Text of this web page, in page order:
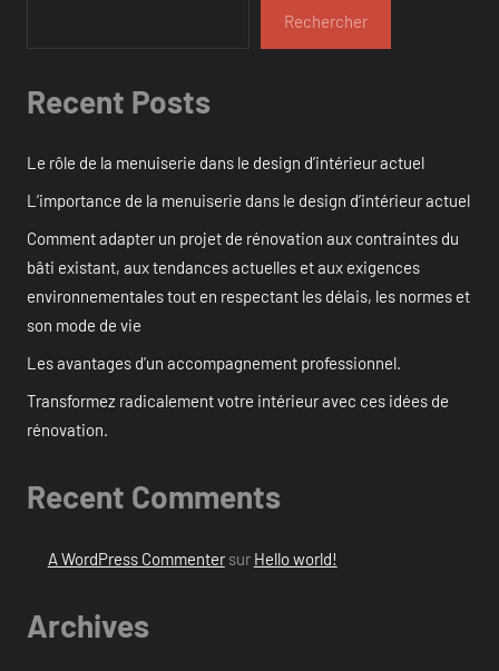
Rechercher
Recent Posts
Le rôle de la menuiserie dans le design d’intérieur actuel
L’importance de la menuiserie dans le design d’intérieur actuel
Comment adapter un projet de rénovation aux contraintes du
bâti existant, aux tendances actuelles et aux exigences
environnementales tout en respectant les délais, les normes et
son mode de vie
Les avantages d’un accompagnement professionnel.
Transformez radicalement votre intérieur avec ces idées de
rénovation.
Recent Comments
A WordPress Commentersur Hello world!
Archives